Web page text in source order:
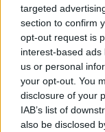
targeted
section to confirm
opt-out request is
interest-based
us or personal
your opt-out. You
disclosure of your
IAB’s list of
also be disclosed